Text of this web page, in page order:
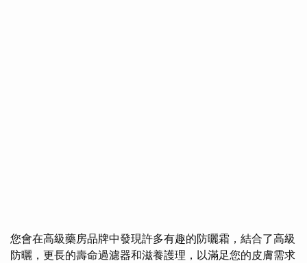
您會在高級藥房品牌中發現許多有趣的防曬霜，結合了高級
防曬，更長的壽命過濾器和滋養護理，以滿足您的皮膚需求